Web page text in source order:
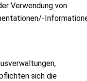
Verwendung von
sich die